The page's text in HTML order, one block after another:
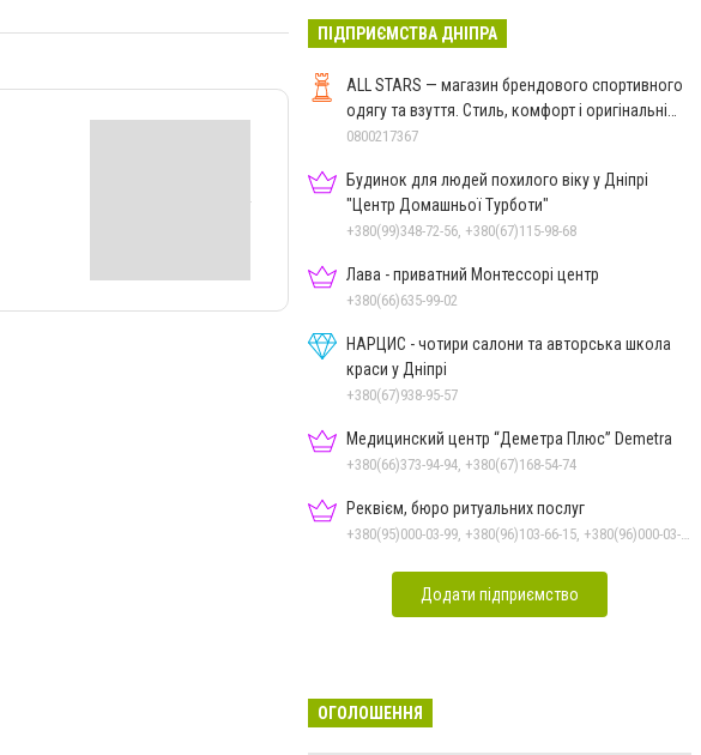
ПІДПРИЄМСТВА ДНІПРА
ALL STARS — магазин брендового спортивного
одягу та взуття. Стиль, комфорт і оригінальні
моделі
0800217367
Будинок для людей похилого віку у Дніпрі
"Центр Домашньої Турботи"
+380(99)348-72-56, +380(67)115-98-68
Лава - приватний Монтессорі центр
+380(66)635-99-02
НАРЦИС - чотири салони та авторська школа
краси у Дніпрі
+380(67)938-95-57
Медицинский центр “Деметра Плюс” Demetra
+380(66)373-94-94, +380(67)168-54-74
Реквієм, бюро ритуальних послуг
Додати підприємство
ОГОЛОШЕННЯ